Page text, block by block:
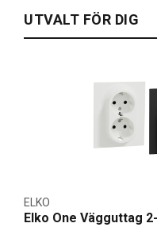
UTVALT FÖR DIG
Elko One Vägguttag
ELKO